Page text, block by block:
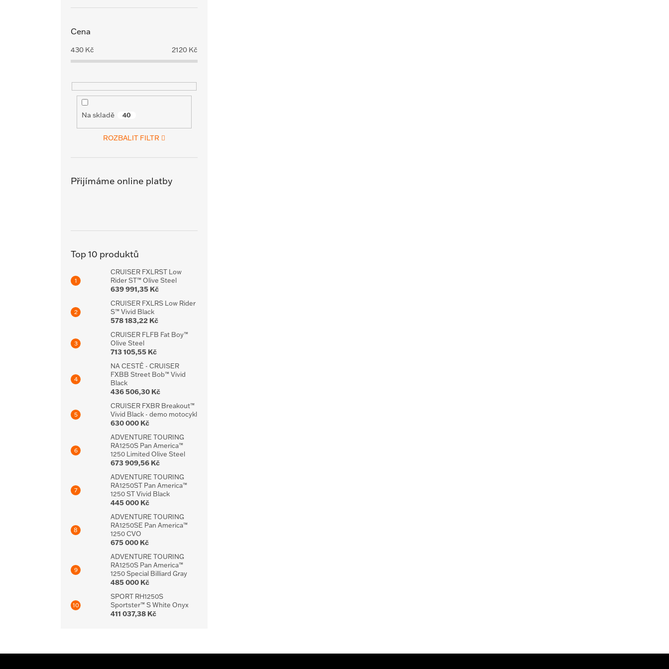
Cena
430 Kč 2120 Kč
Na skladě 40
ROZBALIT FILTR
Přijímáme online platby
Top 10 produktů
CRUISER FXLRST Low
Rider ST™ Olive Steel
639 991,35 Kč
CRUISER FXLRS Low Rider
S™ Vivid Black
578 183,22 Kč
CRUISER FLFB Fat Boy™
Olive Steel
713 105,55 Kč
NA CESTĚ - CRUISER
FXBB Street Bob™ Vivid
Black
436 506,30 Kč
CRUISER FXBR Breakout™
Vivid Black - demo motocykl
630 000 Kč
ADVENTURE TOURING
RA1250S Pan America™
1250 Limited Olive Steel
673 909,56 Kč
ADVENTURE TOURING
RA1250ST Pan America™
1250 ST Vivid Black
445 000 Kč
ADVENTURE TOURING
RA1250SE Pan America™
1250 CVO
675 000 Kč
ADVENTURE TOURING
RA1250S Pan America™
1250 Special Billiard Gray
485 000 Kč
SPORT RH1250S
Sportster™ S White Onyx
411 037,38 Kč